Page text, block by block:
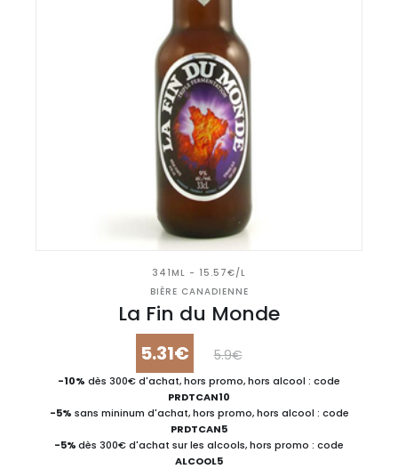
341ML - 15.57€/L
BIÈRE CANADIENNE
La Fin du Monde
5.31€ 5.9€
-10% dès 300€ d'achat, hors promo, hors alcool : code
PRDTCAN10
-5% sans mininum d'achat, hors promo, hors alcool : code
PRDTCAN5
-5%dès 300€ d'achat sur les alcools, hors promo : code
ALCOOL5